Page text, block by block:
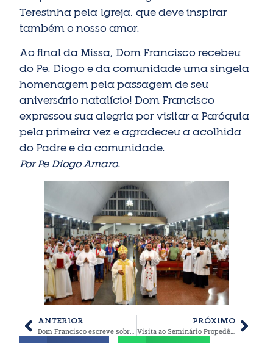
Teresinha pela Igreja, que deve inspirar
também o nosso amor.
Ao final da Missa, Dom Francisco recebeu
do Pe. Diogo e da comunidade uma singela
homenagem pela passagem de seu
aniversário natalício! Dom Francisco
expressou sua alegria por visitar a Paróquia
pela primeira vez e agradeceu a acolhida
do Padre e da comunidade.
Por Pe Diogo Amaro.
ANTERIOR
Dom Francisco escreve sobre o mês missionário
PRÓXIMO
Visita ao Seminário Propedêutico da Diocese de Jaú: Preparativos para a Formação Vocacional